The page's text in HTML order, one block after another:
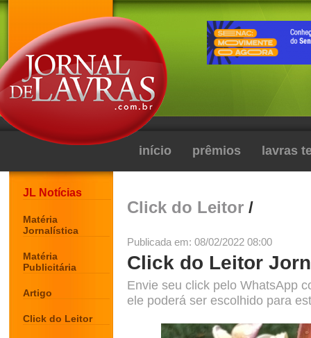
início prêmios lavras
JL Notícias
Matéria
Jornalística
Matéria
Publicitária
Artigo
Click do Leitor
Click do Leitor /
Publicada em: 08/02/2022 08:00
Click do Leitor
Envie seu click pelo WhatsApp
ele poderá ser escolhido para